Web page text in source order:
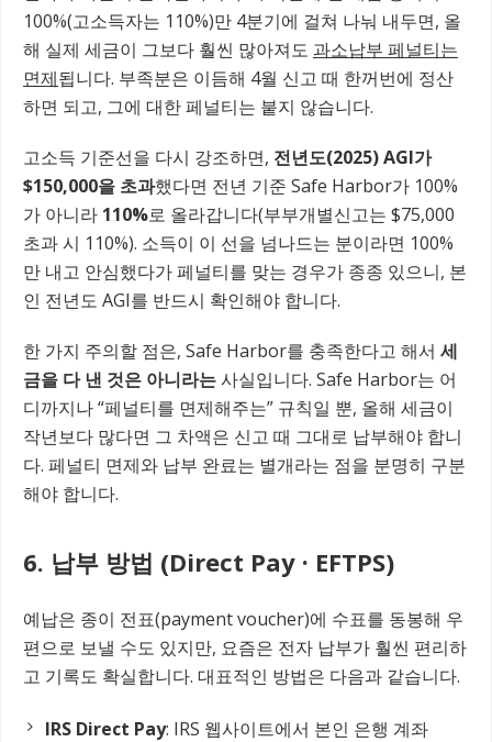
100%(고소득자는 110%)만 4분기에 걸쳐 나눠 내두면, 올
해 실제 세금이 그보다 훨씬 많아져도 과소납부 페널티는
면제됩니다. 부족분은 이듬해 4월 신고 때 한꺼번에 정산
하면 되고, 그에 대한 페널티는 붙지 않습니다.
고소득 기준선을 다시 강조하면, 전년도(2025) AGI가
$150,000을 초과했다면 전년 기준 Safe Harbor가 100%
가 아니라 110%로 올라갑니다(부부개별신고는 $75,000
초과 시 110%). 소득이 이 선을 넘나드는 분이라면 100%
만 내고 안심했다가 페널티를 맞는 경우가 종종 있으니, 본
인 전년도 AGI를 반드시 확인해야 합니다.
한 가지 주의할 점은, Safe Harbor를 충족한다고 해서 세
금을 다 낸 것은 아니라는사실입니다. Safe Harbor는 어
디까지나 “페널티를 면제해주는” 규칙일 뿐, 올해 세금이
작년보다 많다면 그 차액은 신고 때 그대로 납부해야 합니
다. 페널티 면제와 납부 완료는 별개라는 점을 분명히 구분
해야 합니다.
6. 납부 방법 (Direct Pay · EFTPS)
예납은 종이 전표(payment voucher)에 수표를 동봉해 우
편으로 보낼 수도 있지만, 요즘은 전자 납부가 훨씬 편리하
고 기록도 확실합니다. 대표적인 방법은 다음과 같습니다.
IRS Direct Pay: IRS 웹사이트에서 본인 은행 계좌